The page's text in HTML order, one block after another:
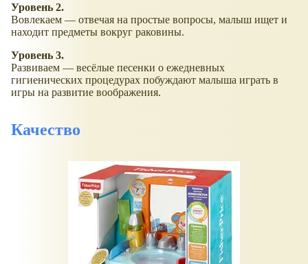
Уровень 2.
Вовлекаем — отвечая на простые вопросы, малыш ищет и
находит предметы вокруг раковины.
Уровень 3.
Развиваем — весёлые песенки о ежедневных
гигиенических процедурах побуждают малыша играть в
игры на развитие воображения.
Качество